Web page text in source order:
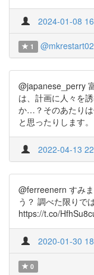
2024-01-08
1
@japanese_perry
は、計画に人々を
か…？そのあたりは
と思ったりします
2022-04-13
@ferreenern すみ
う？ 調べた限りで
https://t.co/
2020-01-30
0